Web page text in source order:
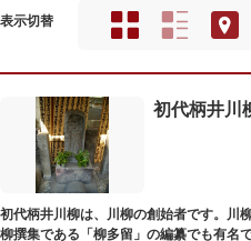
表示切替
初代柄井川
初代柄井川柳は、川柳の創始者です。川
柳撰集である「柳多留」の編纂でも有名